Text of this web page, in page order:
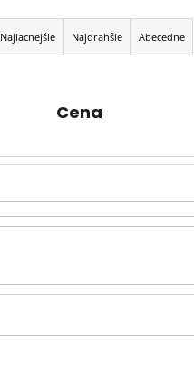
Najlacnejšie Najdrahšie Abecedne
Cena